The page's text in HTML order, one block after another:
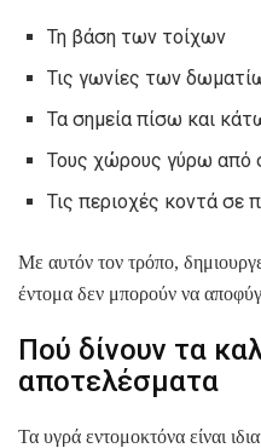
Τη βάση των τοίχων
Τις γωνίες των
Τα σημεία πίσω και
Τους χώρους γύρω από
Τις περιοχές κοντά σε
Με αυτόν τον τρόπο,
έντομα δεν μπορούν να
Πού δίνουν τα
αποτελέσματα
Τα υγρά εντομοκτόνα είναι